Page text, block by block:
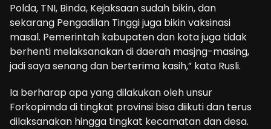
Polda, TNI, Binda, Kejaksaan sudah bikin, dan
sekarang Pengadilan Tinggi juga bikin vaksinasi
masal. Pemerintah kabupaten dan kota juga tidak
berhenti melaksanakan di daerah masjng-masing,
jadi saya senang dan berterima kasih,” kata Rusli.
Ia berharap apa yang dilakukan oleh unsur
Forkopimda di tingkat provinsi bisa diikuti dan terus
dilaksanakan hingga tingkat kecamatan dan desa.